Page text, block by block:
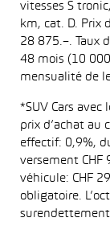
vitesses S
km, cat. D. Prix
28 875.–. Taux
48 mois (10
mensualité de
*SUV Cars avec
prix d’achat au
effectif: 0,9%,
versement CHF
véhicule: CHF
obligatoire.